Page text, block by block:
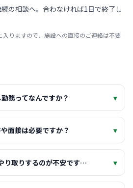
の相談へ。合わなければ1日で終了し
入りますので、施設への直接のご連絡は不要
務ってなんですか？ ▾
面接は必要ですか？ ▾
り取りするのが不安です… ▾